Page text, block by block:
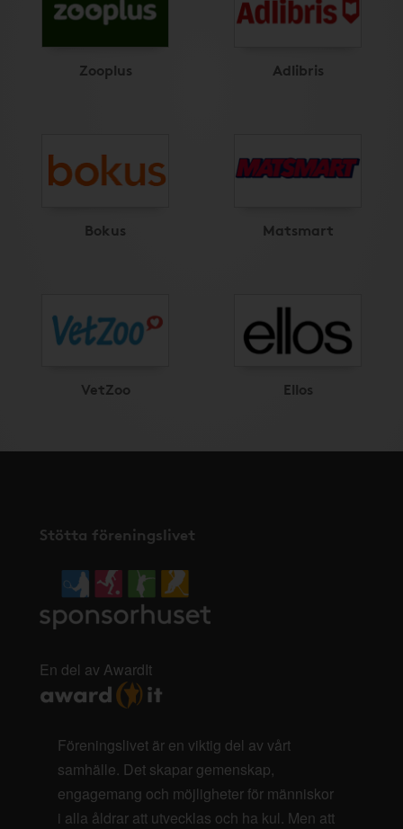
Zooplus Adlibris
Bokus Matsmart
VetZoo Ellos
Stötta föreningslivet
En del av AwardIt
Föreningslivet är en viktig del av vårt
samhälle. Det skapar gemenskap,
engagemang och möjligheter för människor
i alla åldrar att utvecklas och ha kul. Men att